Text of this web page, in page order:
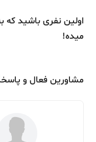
اولین نفری باشید که
میده!
مشاورین فعال و